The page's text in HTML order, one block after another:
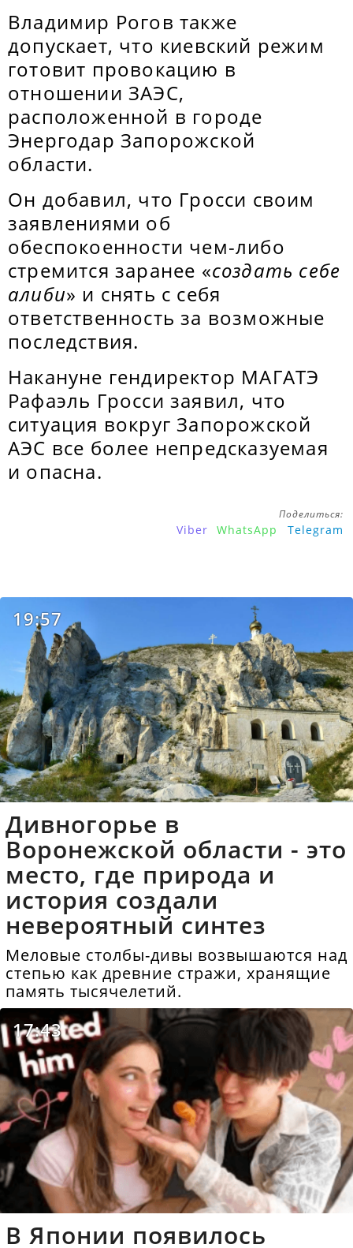
Владимир Рогов также
допускает, что киевский режим
готовит провокацию в
отношении ЗАЭС,
расположенной в городе
Энергодар Запорожской
области.
Он добавил, что Гросси своим
заявлениями об
обеспокоенности чем-либо
стремится заранее «создать себе
алиби» и снять с себя
ответственность за возможные
последствия.
Накануне гендиректор МАГАТЭ
Рафаэль Гросси заявил, что
ситуация вокруг Запорожской
АЭС все более непредсказуемая
и опасна.
Поделиться:
Viber WhatsApp Telegram
19:57
Дивногорье в
Воронежской области - это
место, где природа и
история создали
невероятный синтез
Меловые столбы-дивы возвышаются над
степью как древние стражи, хранящие
память тысячелетий.
17:43
В Японии появилось